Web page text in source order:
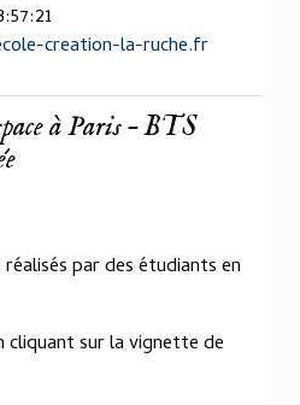
creation-la-ruche.fr
à Paris – BTS
par des étudiants en
cliquant sur la vignette de